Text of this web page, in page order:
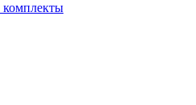
комплекты